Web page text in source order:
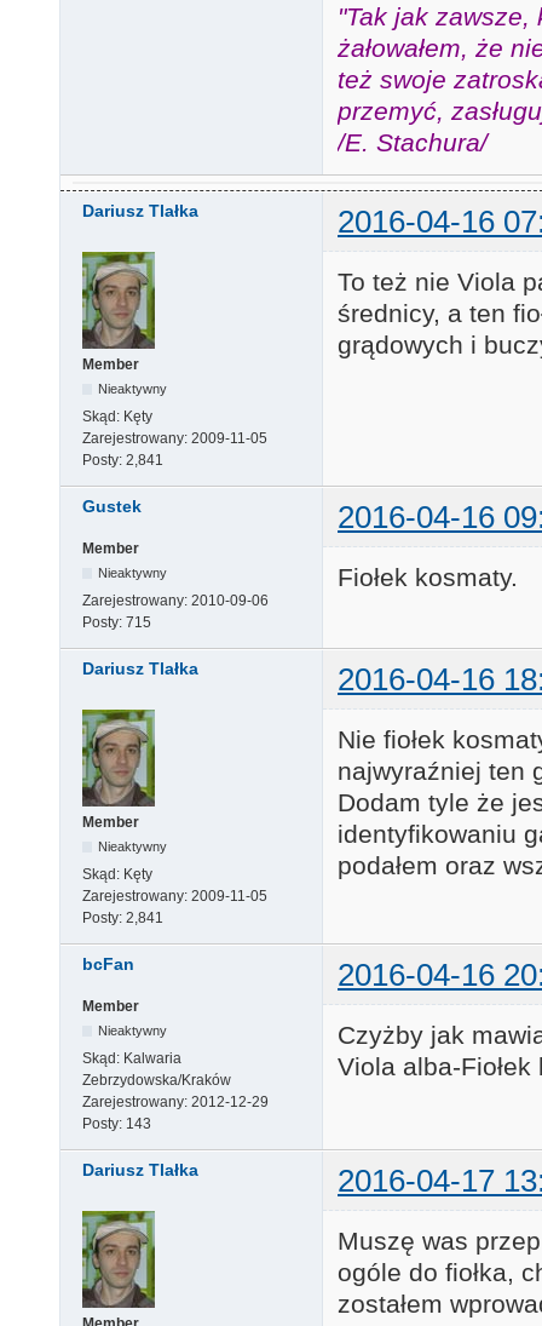
"Tak jak zawsze,
żałowałem, że
też swoje
przemyć,
/E. Stachura/
Dariusz Tlałka 2016-04-16
Member
Nieaktywny
Skąd: Kęty
Zarejestrowany: 2009-11-05
Posty: 2,841
To też nie Viola
średnicy, a ten
grądowych i
Gustek 2016-04-16
Member
Nieaktywny
Zarejestrowany: 2010-09-06
Posty: 715
Fiołek kosmaty.
Dariusz Tlałka 2016-04-16
Member
Nieaktywny
Skąd: Kęty
Zarejestrowany: 2009-11-05
Posty: 2,841
Nie fiołek
najwyraźniej ten
Dodam tyle że
identyfikowaniu
podałem oraz
bcFan 2016-04-16
Member
Nieaktywny
Skąd: Kalwaria
Zebrzydowska/Kraków
Zarejestrowany: 2012-12-29
Posty: 143
Czyżby jak
Viola alba-Fiołek
Dariusz Tlałka 2016-04-17
Muszę was
ogóle do fiołka,
zostałem